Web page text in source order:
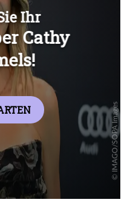
Überspringen